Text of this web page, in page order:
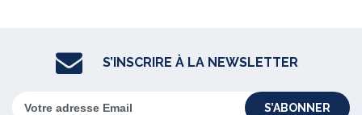
S’INSCRIRE À LA NEWSLETTER
S’ABONNER